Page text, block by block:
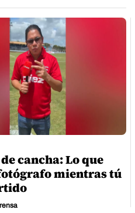
cancha: Lo que
mientras tú